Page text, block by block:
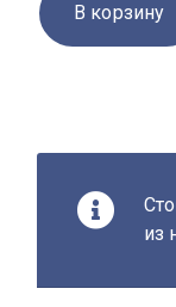
В корзину
из